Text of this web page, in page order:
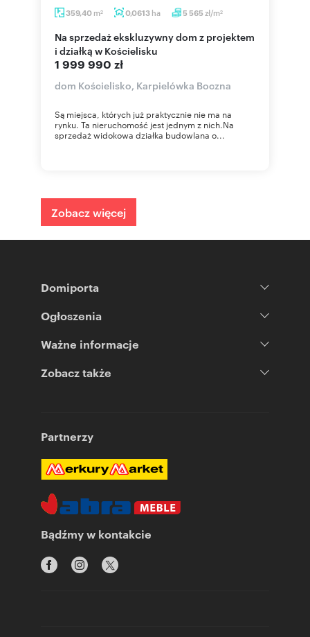
359,40 m2 0,0613 ha 5 565 zł/m2
Na sprzedaż ekskluzywny dom z projektem
i działką w Kościelisku
1 999 990 zł
dom Kościelisko, Karpielówka Boczna
Są miejsca, których już praktycznie nie ma na
rynku. Ta nieruchomość jest jednym z nich.Na
sprzedaż widokowa działka budowlana o...
Zobacz więcej
Domiporta
Ogłoszenia
Ważne informacje
Zobacz także
Partnerzy
Bądźmy w kontakcie